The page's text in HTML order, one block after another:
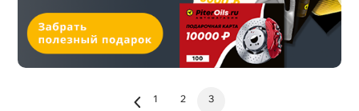
1 2 3